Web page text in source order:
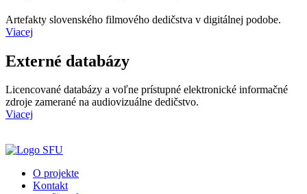
Artefakty slovenského filmového dedičstva v digitálnej podobe.
Viacej
Externé databázy
Licencované databázy a voľne prístupné elektronické informačné
zdroje zamerané na audiovizuálne dedičstvo.
Viacej
O projekte
Kontakt